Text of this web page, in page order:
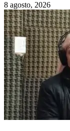
8 agosto, 2026